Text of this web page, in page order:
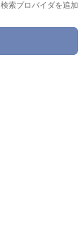
検索プロバイダを追加